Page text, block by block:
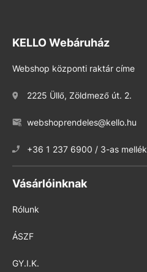
KELLO Webáruház
Webshop központi raktár címe
2225 Üllő, Zöldmező út. 2.
webshoprendeles@kello.hu
+36 1 237 6900 / 3-as mellék
Vásárlóinknak
Rólunk
ÁSZF
GY.I.K.